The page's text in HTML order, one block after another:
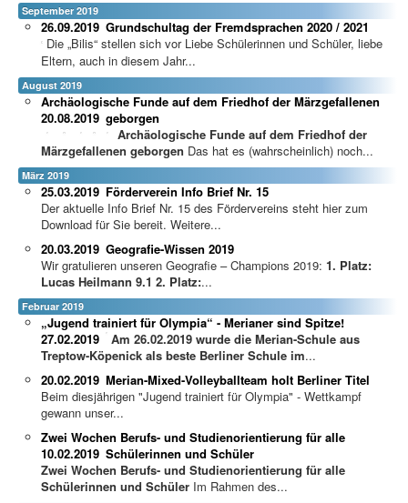
September 2019
Grundschultag der Fremdsprachen 2020 / 2021
26.09.2019
Die „Bilis“ stellen sich vor Liebe Schülerinnen und Schüler, liebe
Eltern, auch in diesem Jahr...
August 2019
Archäologische Funde auf dem Friedhof der Märzgefallenen
geborgen
20.08.2019
Archäologische Funde auf dem Friedhof der
Märzgefallenen geborgen Das hat es (wahrscheinlich) noch...
März 2019
Förderverein Info Brief Nr. 15
25.03.2019
Der aktuelle Info Brief Nr. 15 des Fördervereins steht hier zum
Download für Sie bereit. Weitere...
Geografie-Wissen 2019
20.03.2019
Wir gratulieren unseren Geografie – Champions 2019: 1. Platz:
Lucas Heilmann 9.1 2. Platz:...
Februar 2019
„Jugend trainiert für Olympia“ - Merianer sind Spitze!
27.02.2019
Am 26.02.2019 wurde die Merian-Schule aus
Treptow-Köpenick als beste Berliner Schule im...
Merian-Mixed-Volleyballteam holt Berliner Titel
20.02.2019
Beim diesjährigen "Jugend trainiert für Olympia" - Wettkampf
gewann unser...
Zwei Wochen Berufs- und Studienorientierung für alle
Schülerinnen und Schüler
10.02.2019
Zwei Wochen Berufs- und Studienorientierung für alle
Schülerinnen und Schüler Im Rahmen des...